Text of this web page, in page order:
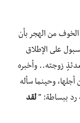
من الهجر بأن
على الإطلاق
زوجته.. وأخبره
وحينما سأله
رد ببساطة: ” لقد